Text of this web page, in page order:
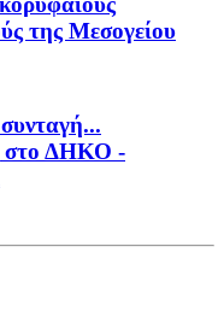
της Μεσογείου
στο ΔΗΚΟ -